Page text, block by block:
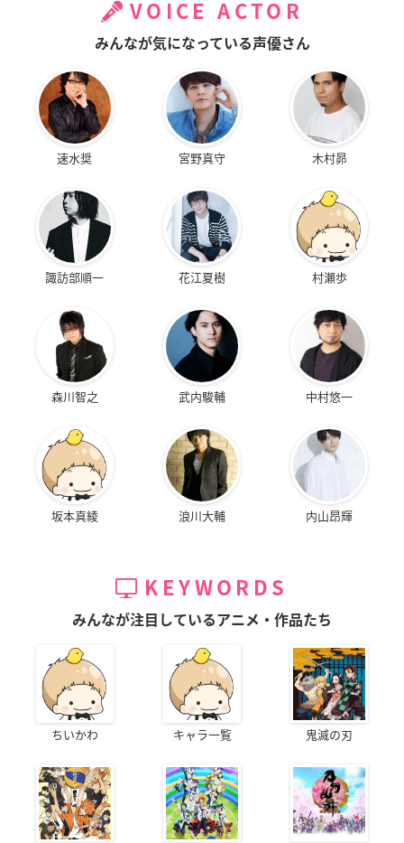
VOICE ACTOR
みんなが気になっている声優さん
速水奨 宮野真守 木村昴
諏訪部順一 花江夏樹 村瀬歩
森川智之 武内駿輔 中村悠一
坂本真綾 浪川大輔 内山昂輝
KEYWORDS
みんなが注目しているアニメ・作品たち
ちいかわ キャラ一覧 鬼滅の刃